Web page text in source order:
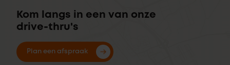
Kom langs in een van onze
drive-thru's
Plan een afspraak